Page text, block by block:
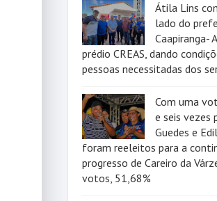
Átila Lins
lado do
Caapiranga-
prédio CREAS, dando
pessoas necessitadas dos
Com uma
e seis vezes
Guedes e
foram reeleitos para a
progresso de Careiro da
votos, 51,68%